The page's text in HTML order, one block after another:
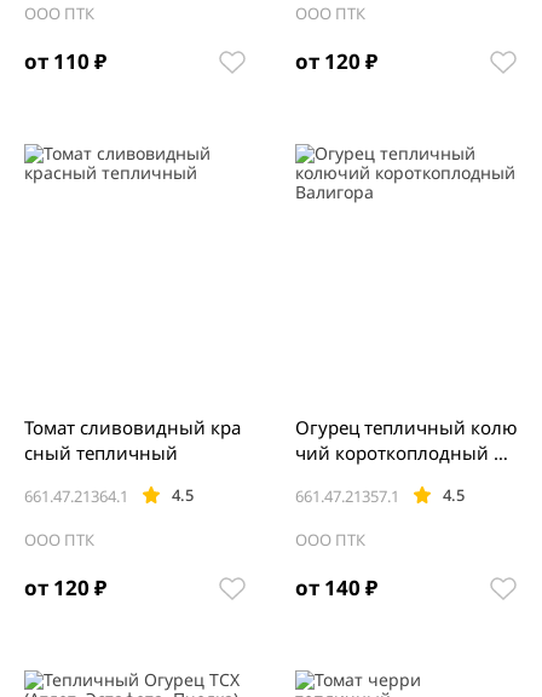
от 110 ₽
ООО ПТК
от 120 ₽
ООО ПТК
от 120 ₽
661.47.21364.1 4.5
Томат сливовидный кра
сный тепличный
ООО ПТК
от 140 ₽
661.47.21357.1 4.5
Огурец тепличный колю
чий короткоплодный Ва
ООО ПТК